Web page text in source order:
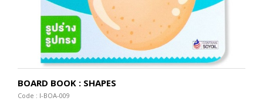
BOARD BOOK : SHAPES
Code : I-BOA-009